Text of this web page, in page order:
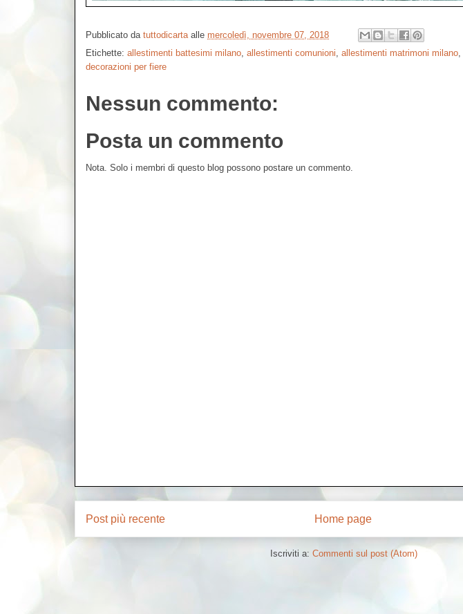
Pubblicato da tuttodicarta alle mercoledì, novembre 07, 2018
Etichette: allestimenti battesimi milano, allestimenti comunioni, allestimenti matrimoni milano,
decorazioni per fiere
Nessun commento:
Posta un commento
Nota. Solo i membri di questo blog possono postare un commento.
Post più recente Home page
Iscriviti a: Commenti sul post (Atom)